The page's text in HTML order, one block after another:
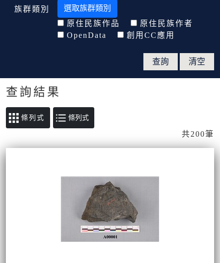
族群類別
選取族群類別
原住民族作品
原住民族作者
OpenData
創用CC應用
查詢結果
條列式
共200筆